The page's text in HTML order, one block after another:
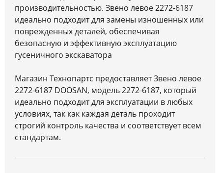
производительностью. Звено левое 2272-6187
идеально подходит для замены изношенных или
поврежденных деталей, обеспечивая
безопасную и эффективную эксплуатацию
гусеничного экскаватора
Магазин Технопартс предоставляет Звено левое
2272-6187 DOOSAN, модель 2272-6187, который
идеально подходит для эксплуатации в любых
условиях, так как каждая деталь проходит
строгий контроль качества и соответствует всем
стандартам.